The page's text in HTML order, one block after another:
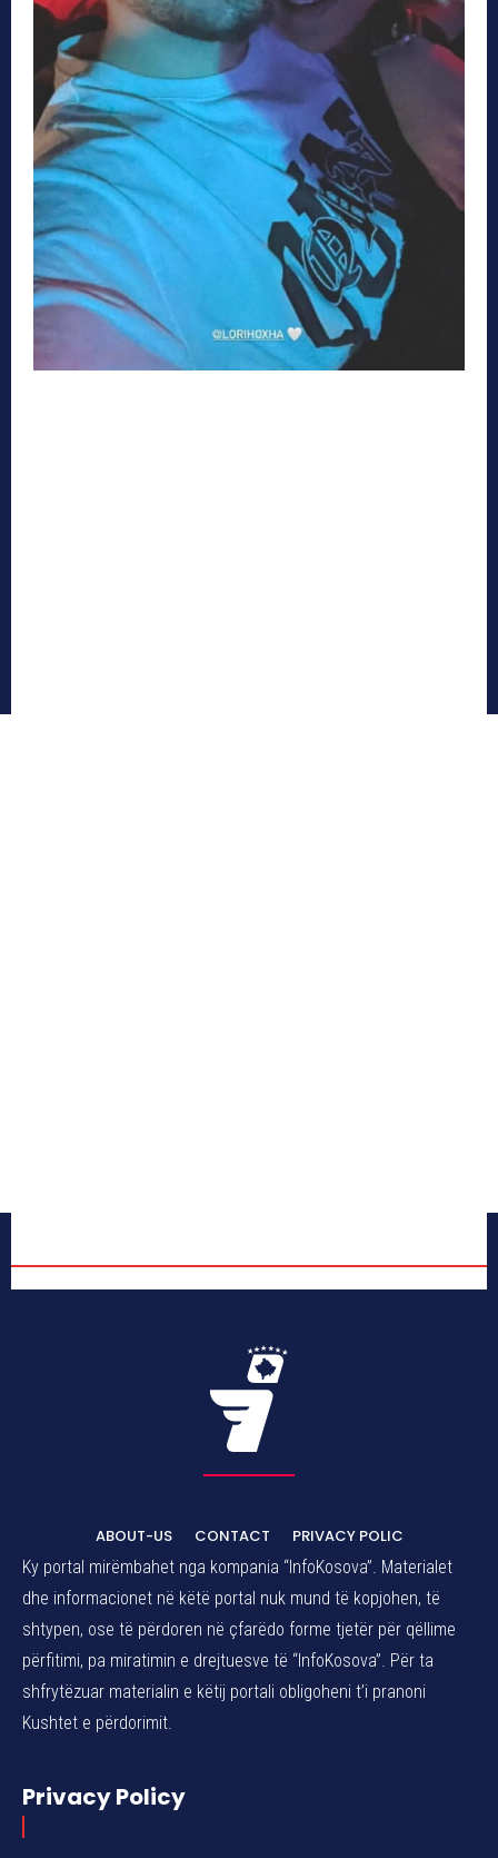
ABOUT-US CONTACT
PRIVACY POLIC
Ky portal mirëmbahet nga kompania “InfoKosova”. Materialet
dhe informacionet në këtë portal nuk mund të kopjohen, të
shtypen, ose të përdoren në çfarëdo forme tjetër për qëllime
përfitimi, pa miratimin e drejtuesve të “InfoKosova”. Për ta
shfrytëzuar materialin e këtij portali obligoheni t’i pranoni
Kushtet e përdorimit.
Privacy Policy